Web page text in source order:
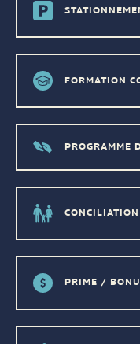
FORMATION
PROGRAMME
PRIME /